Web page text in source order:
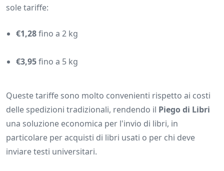
sole tariffe:
€1,28fino a 2 kg
€3,95fino a 5 kg
Queste tariffe sono molto convenienti rispetto ai costi
delle spedizioni tradizionali, rendendo il Piego di Libri
una soluzione economica per l'invio di libri, in
particolare per acquisti di libri usati o per chi deve
inviare testi universitari.